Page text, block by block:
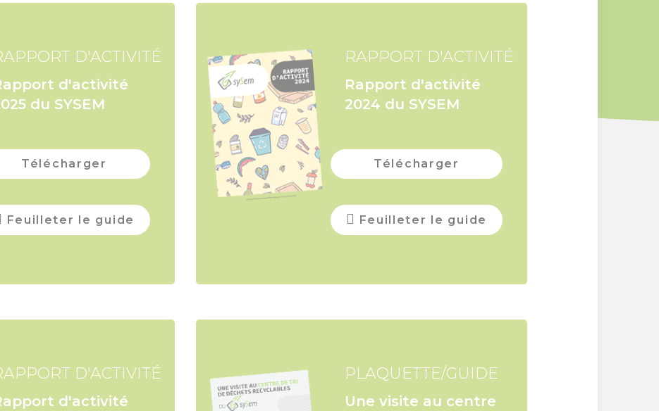
D'ACTIVITÉ
d'activité
du SYSEM
Feuilleter le guide
Télécharger
RAPPORT D'ACTIVITÉ
Rapport d'activité
2024 du SYSEM
Feuilleter le guide
Télécharger
D'ACTIVITÉ
d'activité
PLAQUETTE/GUIDE
Une visite au centre